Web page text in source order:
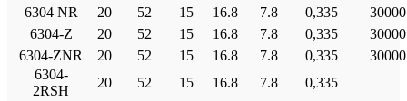
6304 NR
20 52 15 16.8 7.8 0,335
30000
6304-Ζ
20 52 15 16.8 7.8 0,335
30000
6304-ZNR
20 52 15 16.8 7.8 0,335
30000
6304-
2RSH
20 52 15 16.8 7.8
0,335